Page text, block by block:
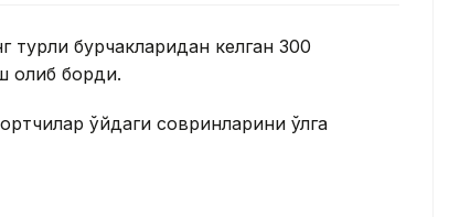
турли бурчакларидан келган 300
олиб борди.
қўйдаги совринларини қўлга